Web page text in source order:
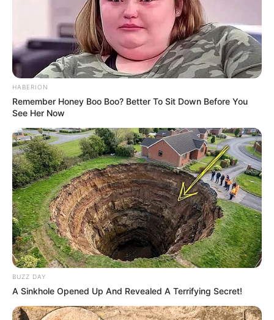
Detail
HABERION
Remember Honey Boo Boo? Better To Sit Down Before You
See Her Now
BUZZ DAY
A Sinkhole Opened Up And Revealed A Terrifying Secret!